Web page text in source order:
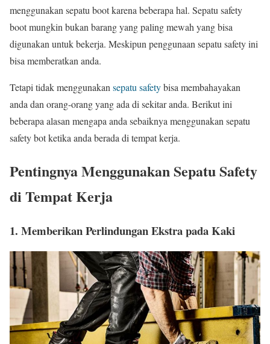
menggunakan sepatu boot karena beberapa hal. Sepatu safety
boot mungkin bukan barang yang paling mewah yang bisa
digunakan untuk bekerja. Meskipun penggunaan sepatu safety ini
bisa memberatkan anda.
Tetapi tidak menggunakan sepatu safetybisa membahayakan
anda dan orang-orang yang ada di sekitar anda. Berikut ini
beberapa alasan mengapa anda sebaiknya menggunakan sepatu
safety bot ketika anda berada di tempat kerja.
Pentingnya Menggunakan Sepatu Safety
di Tempat Kerja
1. Memberikan Perlindungan Ekstra pada Kaki